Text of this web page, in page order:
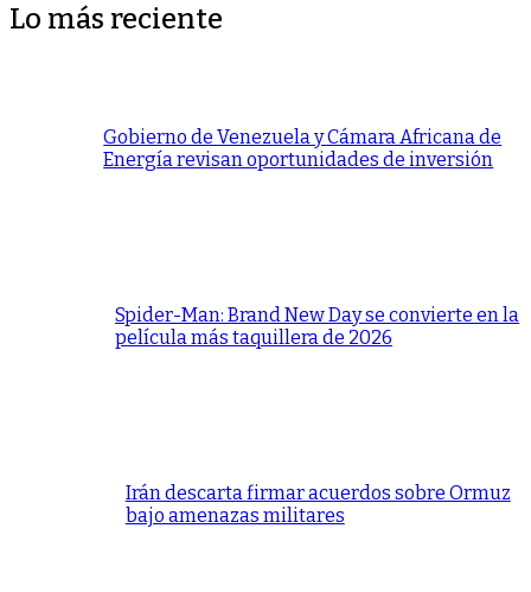
Lo más reciente
Gobierno de Venezuela y Cámara Africana de
Energía revisan oportunidades de inversión
Spider-Man: Brand New Day se convierte en la
película más taquillera de 2026
Irán descarta firmar acuerdos sobre Ormuz
bajo amenazas militares